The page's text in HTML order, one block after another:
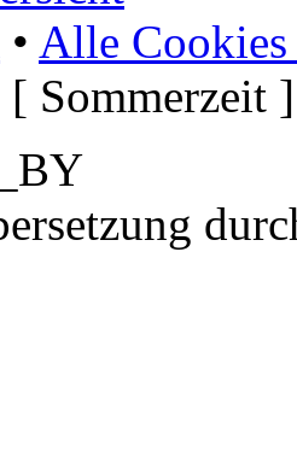
• Alle Cookies
Sommerzeit ]